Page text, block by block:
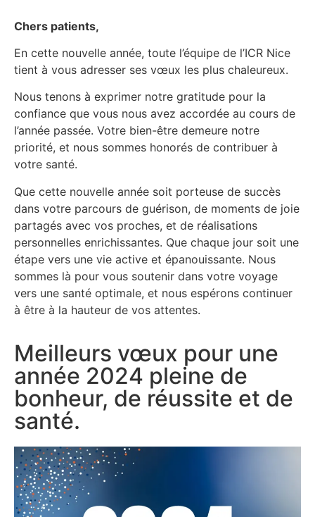
Chers patients,
En cette nouvelle année, toute l’équipe de l’ICR Nice
tient à vous adresser ses vœux les plus chaleureux.
Nous tenons à exprimer notre gratitude pour la
confiance que vous nous avez accordée au cours de
l’année passée. Votre bien-être demeure notre
priorité, et nous sommes honorés de contribuer à
votre santé.
Que cette nouvelle année soit porteuse de succès
dans votre parcours de guérison, de moments de joie
partagés avec vos proches, et de réalisations
personnelles enrichissantes. Que chaque jour soit une
étape vers une vie active et épanouissante. Nous
sommes là pour vous soutenir dans votre voyage
vers une santé optimale, et nous espérons continuer
à être à la hauteur de vos attentes.
Meilleurs vœux pour une
année 2024 pleine de
bonheur, de réussite et de
santé.